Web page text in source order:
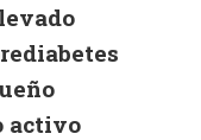
activo